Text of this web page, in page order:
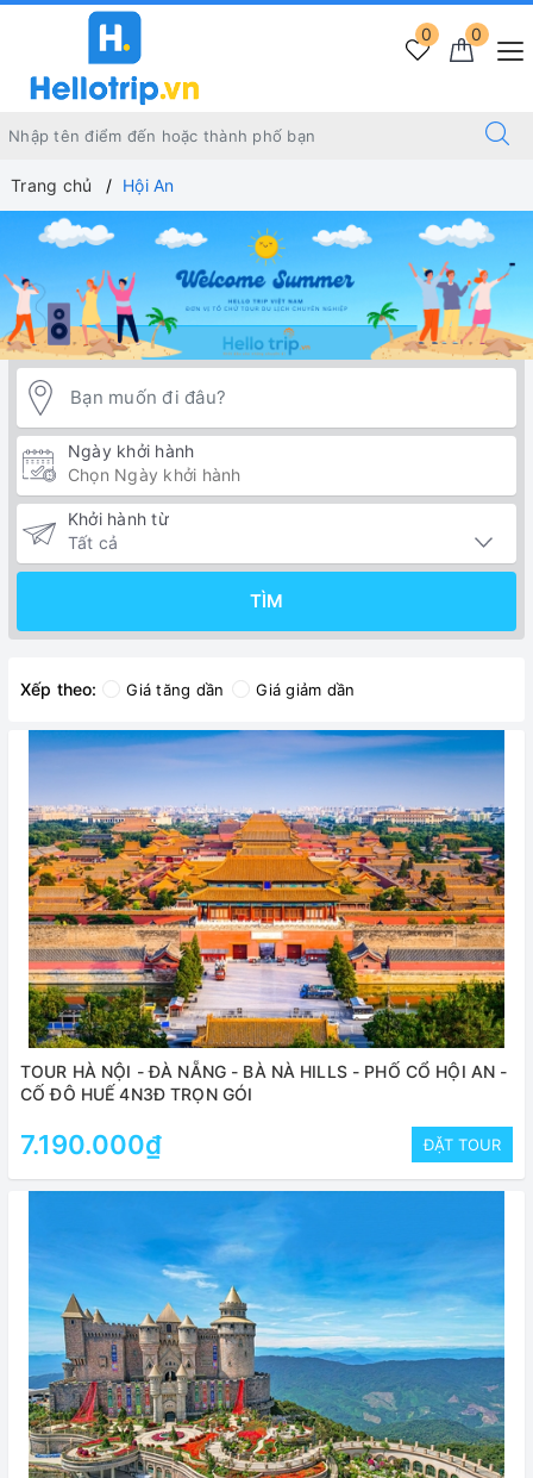
0
0
Trang chủ Hội An
Ngày khởi hành
Khởi hành từ
TÌM
Xếp theo: Giá tăng dần Giá giảm dần
TOUR HÀ NỘI - ĐÀ NẴNG - BÀ NÀ HILLS - PHỐ CỔ HỘI AN -
CỐ ĐÔ HUẾ 4N3Đ TRỌN GÓI
7.190.000₫ ĐẶT TOUR